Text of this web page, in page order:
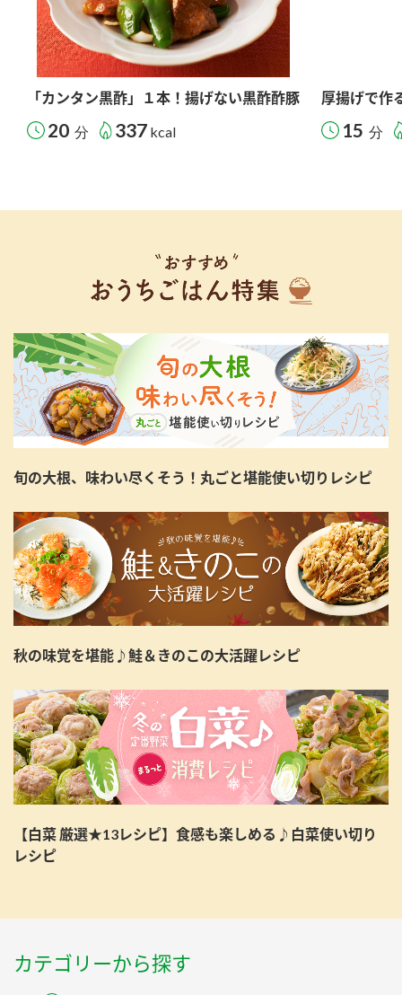
「カンタン黒酢」１本！揚げない黒酢酢豚
20 分 337 kcal
厚揚げで作
15 分
旬の大根、味わい尽くそう！丸ごと堪能使い切りレシピ
秋の味覚を堪能♪鮭＆きのこの大活躍レシピ
【白菜 厳選★13レシピ】食感も楽しめる♪白菜使い切り
レシピ
カテゴリーから探す